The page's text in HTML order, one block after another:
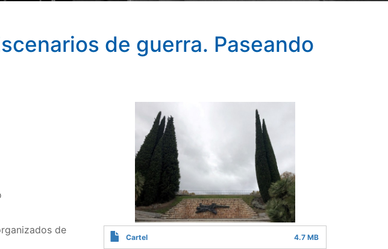
de guerra. Paseando
de
Cartel 4.7 MB